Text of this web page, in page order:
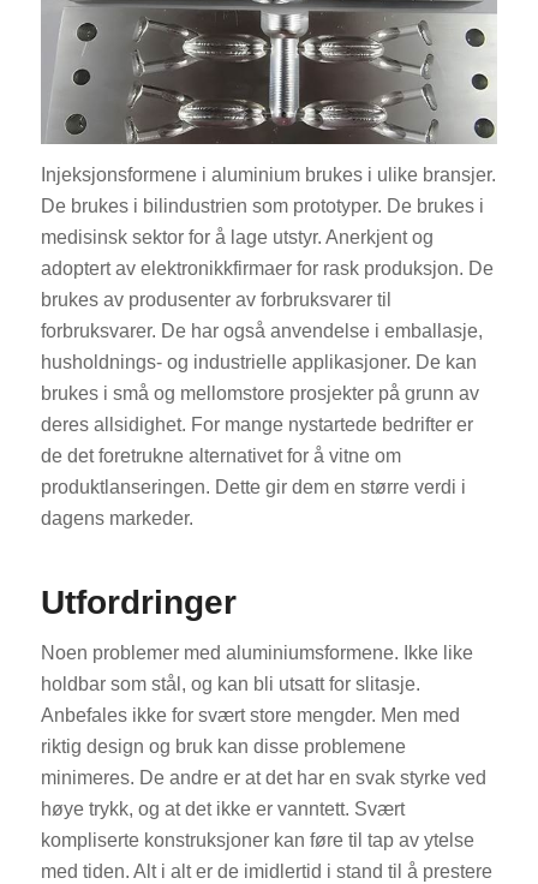
Injeksjonsformene i aluminium brukes i ulike bransjer.
De brukes i bilindustrien som prototyper. De brukes i
medisinsk sektor for å lage utstyr. Anerkjent og
adoptert av elektronikkfirmaer for rask produksjon. De
brukes av produsenter av forbruksvarer til
forbruksvarer. De har også anvendelse i emballasje,
husholdnings- og industrielle applikasjoner. De kan
brukes i små og mellomstore prosjekter på grunn av
deres allsidighet. For mange nystartede bedrifter er
de det foretrukne alternativet for å vitne om
produktlanseringen. Dette gir dem en større verdi i
dagens markeder.
Utfordringer
Noen problemer med aluminiumsformene. Ikke like
holdbar som stål, og kan bli utsatt for slitasje.
Anbefales ikke for svært store mengder. Men med
riktig design og bruk kan disse problemene
minimeres. De andre er at det har en svak styrke ved
høye trykk, og at det ikke er vanntett. Svært
kompliserte konstruksjoner kan føre til tap av ytelse
med tiden. Alt i alt er de imidlertid i stand til å prestere